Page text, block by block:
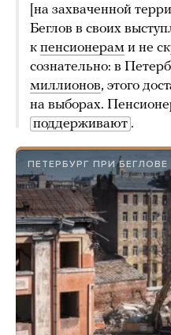
[на захваченной
Беглов в своих
к пенсионерам и не
сознательно: в
миллионов, этого
на выборах.
поддерживают .
ПЕТЕРБУРГ ПРИ БЕГЛОВЕ